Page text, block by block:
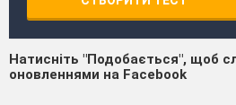
Натисніть "Подобається", щоб
оновленнями на Facebook